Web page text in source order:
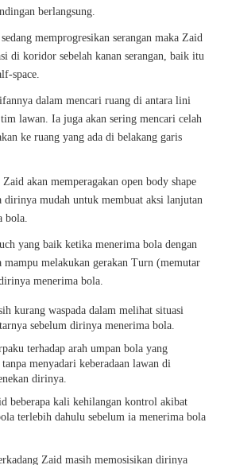
berlangsung.
memprogresikan serangan maka Zaid
di koridor sebelah kanan serangan, baik itu
space.
dalam mencari ruang di antara lini
lawan. Ia juga akan sering mencari celah
ke ruang yang ada di belakang garis
akan memperagakan open body shape
dirinya mudah untuk membuat aksi lanjutan
bola.
yang baik ketika menerima bola dengan
melakukan gerakan Turn (memutar
menerima bola.
kurang waspada dalam melihat situasi
sebelum dirinya menerima bola.
terhadap arah umpan bola yang
menyadari keberadaan lawan di
dirinya.
beberapa kali kehilangan kontrol akibat
terlebih dahulu sebelum ia menerima bola
Zaid masih memosisikan dirinya